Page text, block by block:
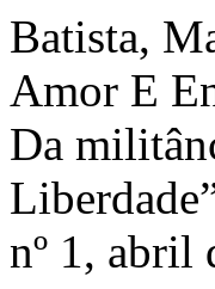
Batista,
Amor E
Da
nº 1, abril